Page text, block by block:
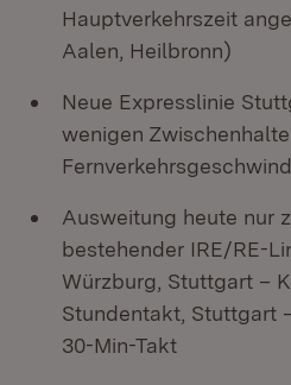
Hauptverkehrszeit
Aalen, Heilbronn)
Neue Expresslinie
wenigen
Ausweitung heute nur
bestehender IRE/RE-
Würzburg, Stuttgart –
Stundentakt, Stuttgart
30-Min-Takt